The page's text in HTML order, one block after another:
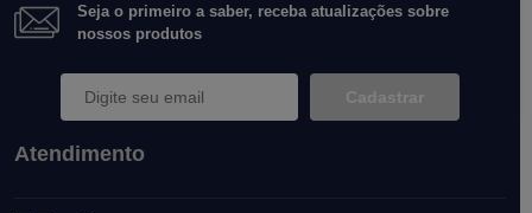
Seja o primeiro a saber, receba atualizações sobre
nossos produtos
Cadastrar
Atendimento